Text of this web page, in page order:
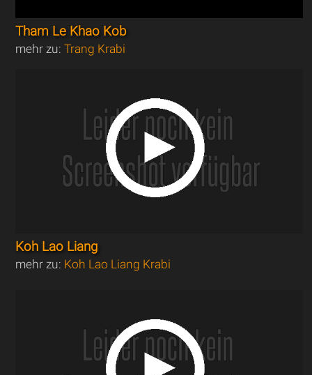
Tham Le Khao Kob
mehr zu:Trang Krabi
Koh Lao Liang
mehr zu: Koh Lao Liang Krabi